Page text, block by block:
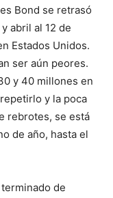
Bond se retrasó
abril al 12 de
Estados Unidos.
ser aún peores.
y 40 millones en
y la poca
rebrotes, se está
de año, hasta el
de